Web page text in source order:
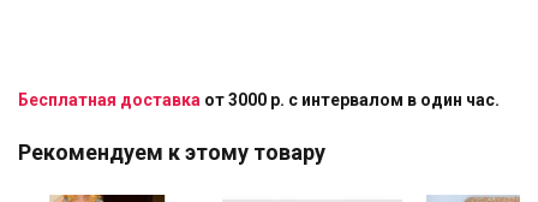
Бесплатная доставка от 3000 р. с интервалом в один час.
Рекомендуем к этому товару